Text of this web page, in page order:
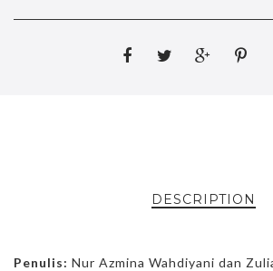
DESCRIPTION
Penulis: Nur Azmina Wahdiyani dan